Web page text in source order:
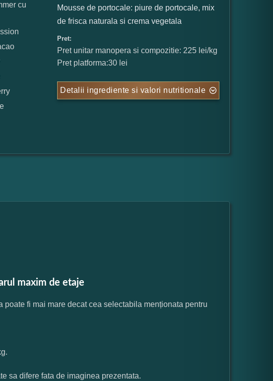
cu
Mousse de portocale: piure de portocale, mix
de frisca naturala si crema vegetala
Pret:
Pret unitar manopera si compozitie: 225 lei/kg
Pret platforma:30 lei
Detalii ingrediente si valori nutritionale
maxim de etaje
fi mai mare decat cea selectabila menționata pentru
sa difere fata de imaginea prezentata.